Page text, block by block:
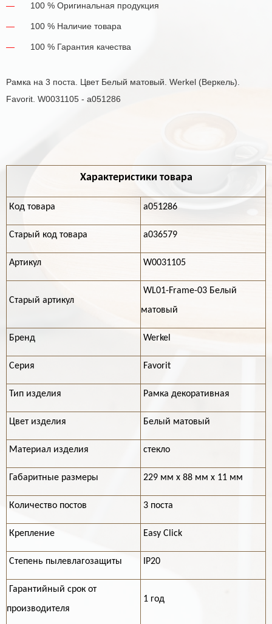
100 % Оригинальная продукция
100 % Наличие товара
100 % Гарантия качества
Рамка на 3 поста. Цвет Белый матовый. Werkel (Веркель).
Favorit. W0031105 - a051286
Характеристики товара
Код товара a051286
Старый код товара a036579
Артикул W0031105
Старый артикул
WL01-Frame-03 Белый
матовый
Бренд Werkel
Серия Favorit
Тип изделия Рамка декоративная
Цвет изделия Белый матовый
Материал изделия стекло
Габаритные размеры 229 мм х 88 мм х 11 мм
Количество постов 3 поста
Крепление Easy Click
Степень пылевлагозащиты IP20
Гарантийный срок от
производителя
1 год